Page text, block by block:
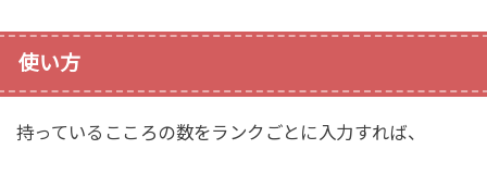
使い方
持っているこころの数をランクごとに入力すれば、